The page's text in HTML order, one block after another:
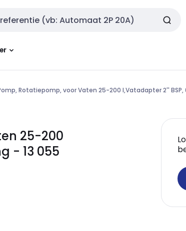
Rotatiepomp, voor Vaten 25-200 l,Vatadapter 2''
25-200
- 13 055